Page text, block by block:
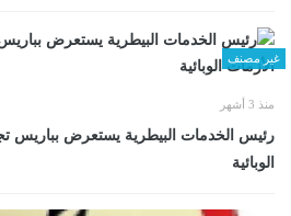
غير مصنف
منذ 3 أشهر
رئيس الخدمات البيطرية يستعرض بباريس
الوبائية